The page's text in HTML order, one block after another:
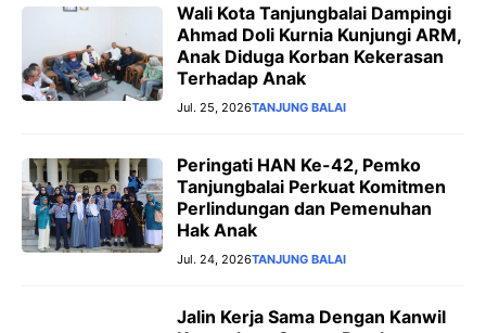
Wali Kota Tanjungbalai Dampingi
Ahmad Doli Kurnia Kunjungi ARM,
Anak Diduga Korban Kekerasan
Terhadap Anak
Jul. 25, 2026TANJUNG BALAI
Peringati HAN Ke-42, Pemko
Tanjungbalai Perkuat Komitmen
Perlindungan dan Pemenuhan
Hak Anak
Jul. 24, 2026TANJUNG BALAI
Jalin Kerja Sama Dengan Kanwil